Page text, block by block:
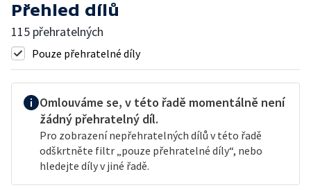
Přehled dílů
115 přehratelných
Pouze přehratelné díly
Omlouváme se, v této řadě momentálně není
žádný přehratelný díl.
Pro zobrazení nepřehratelných dílů v této řadě
odškrtněte filtr „pouze přehratelné díly“, nebo
hledejte díly v jiné řadě.